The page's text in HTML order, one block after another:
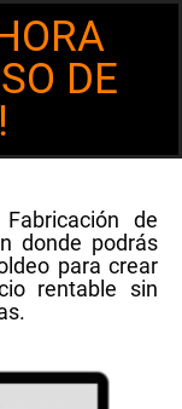
DE
de
donde podrás
para crear
rentable sin